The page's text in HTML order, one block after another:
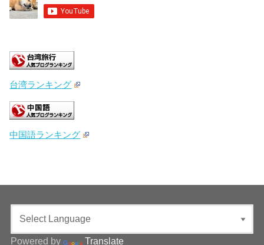
台湾ランキング
中国語ランキング
Powered by Translate